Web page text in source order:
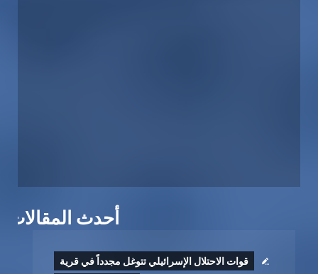
أحدث المقالات
قوات الاحتلال الإسرائيلي تتوغل مجدداً في قرية